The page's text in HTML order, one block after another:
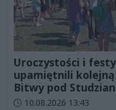
Uroczystości i
upamiętnili
Bitwy pod
Data dodania artykułu:
10.08.2026 13:43